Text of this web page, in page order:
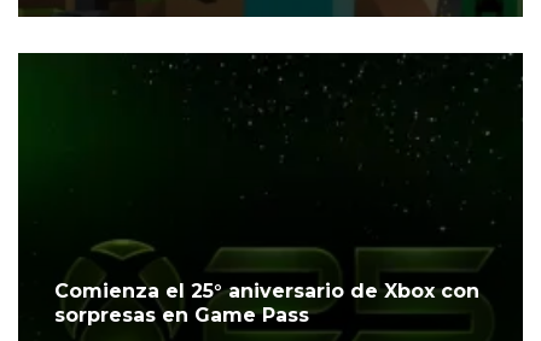
Comienza el 25° aniversario de Xbox con
sorpresas en Game Pass